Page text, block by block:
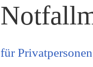
für